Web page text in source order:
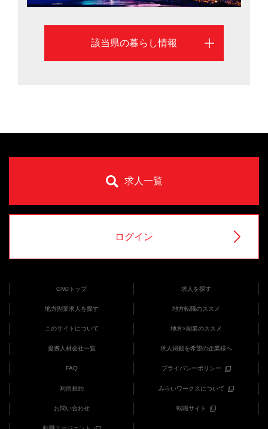
など観光名所も豊富。信州ワインのほか、信州ジビエや
大王わさびなど食の豊かさも魅力です。長野県は安心し
該当県の暮らし情報
求人一覧
ログイン
GMJトップ 求人を探す
地方副業求人を探す 地方転職のススメ
このサイトについて 地方×副業のススメ
提携人材会社一覧 求人掲載を希望の企業様へ
FAQ プライバシーポリシー
利用規約 みらいワークスについて
お問い合わせ 転職サイト